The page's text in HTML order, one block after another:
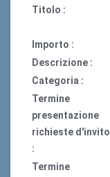
Titolo :
Importo :
Descrizione :
Categoria :
Termine
presentazione
richieste d'invito
:
Termine